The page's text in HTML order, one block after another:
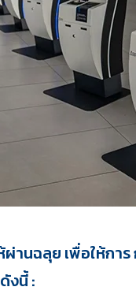
านฉลุย เพื่อให้การ
งนี้ :